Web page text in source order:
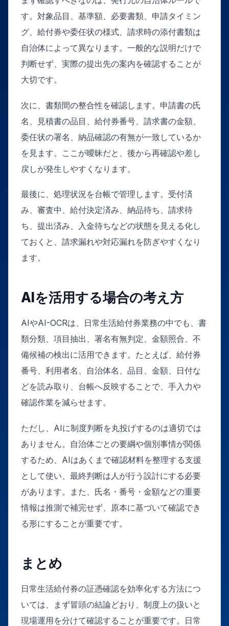
す。対象品目、基準額、必要書類、申請タイミン
グ、給付券や委任状の様式、請求時の添付書類は
自治体によって異なります。一般的な説明だけで
判断せず、実際の提出先の案内を確認することが
大切です。
次に、書類間の整合性を確認します。申請書の氏
名、見積書の品目、給付券番号、請求書の金額、
委任状の署名、納品確認の有無が一致しているか
を見ます。ここが曖昧だと、後から再確認や差し
戻しが発生しやすくなります。
最後に、処理状況を台帳で管理します。受付済
み、審査中、給付決定済み、納品待ち、請求待
ち、提出済み、入金待ちなどの状態を見える化し
ておくと、請求漏れや対応漏れを防ぎやすくなり
ます。
AIを活用する場合の考え方
AIやAI-OCRは、日常生活給付券業務の中でも、書
類分類、項目抽出、署名有無判定、金額照合、不
備候補の検出に活用できます。たとえば、給付券
番号、利用者名、自治体名、品目、金額、日付な
どを読み取り、台帳へ反映することで、手入力や
確認作業を減らせます。
ただし、AIに制度判断を丸投げするのは適切では
ありません。自治体ごとの要綱や個別事情が関係
するため、AIはあくまで確認材料を整理する支援
として使い、最終判断は人が行う設計にする必要
があります。また、氏名・番号・金額などの重要
情報は推測で補完せず、原本に基づいて確認でき
る形にすることが重要です。
まとめ
日常生活給付券の証憑確認を効率化する方法につ
いては、まず冒頭の結論どおり、制度上の扱いと
現場運用を分けて確認することが重要です。日常